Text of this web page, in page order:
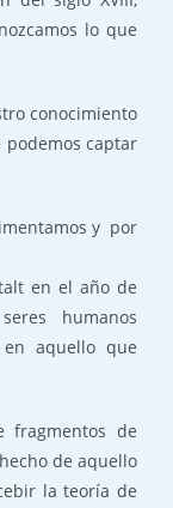
lo que
conocimiento
captar
y por
en el año de
humanos
aquello que
fragmentos de
de aquello
la teoría de